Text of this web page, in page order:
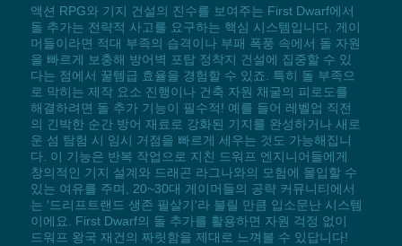
액션 RPG와 기지 건설의 진수를 보여주는 First Dwarf에서
돌 추가는 전략적 사고를 요구하는 핵심 시스템입니다. 게이
머들이라면 적대 부족의 습격이나 부패 폭풍 속에서 돌 자원
을 빠르게 보충해 방어벽 포탑 정착지 건설에 집중할 수 있
다는 점에서 꿀템급 효율을 경험할 수 있죠. 특히 돌 부족으
로 막히는 제작 요소 진행이나 건축 자원 채굴의 피로도를
해결하려면 돌 추가 기능이 필수적! 예를 들어 레벨업 직전
의 긴박한 순간 방어 재료로 강화된 기지를 완성하거나 새로
운 섬 탐험 시 임시 거점을 빠르게 세우는 것도 가능해집니
다. 이 기능은 반복 작업으로 지친 드워프 엔지니어들에게
창의적인 기지 설계와 드래곤 라그나와의 모험에 몰입할 수
있는 여유를 주며, 20~30대 게이머들의 공략 커뮤니티에서
는 '드리프트랜드 생존 필살기'라 불릴 만큼 입소문난 시스템
이에요. First Dwarf의 돌 추가를 활용하면 자원 걱정 없이
드워프 왕국 재건의 짜릿함을 제대로 느껴볼 수 있답니다!